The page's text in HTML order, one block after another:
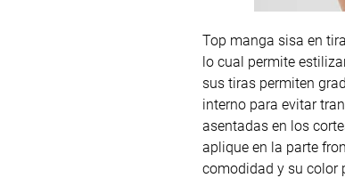
Top manga sisa en
lo cual permite
sus tiras permiten
interno para evitar
asentadas en los
aplique en la parte
comodidad y su color